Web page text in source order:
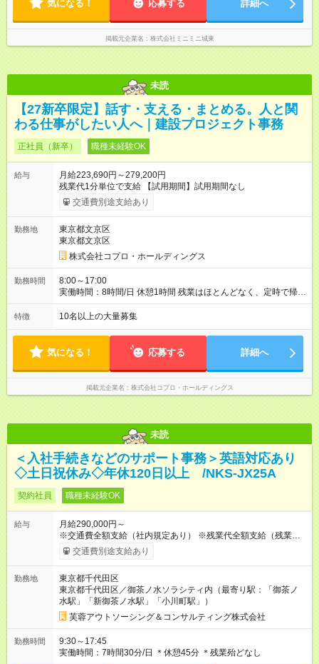
気になる！ 応募する 詳細へ
掲載元企業名 株式会社ミニミニ城東
未読
【27新卒限定】話す・支える・まとめる。人と関
わる仕事がしたい人へ｜建設プロジェクト事務
正社員（新卒） 職種未経験OK
給与
月給223,690円～279,200円
残業代1分単位で支給 【試用期間】試用期間なし
交通費別途支給あり
勤務地
東京都文京区
東京都文京区
株式会社コプロ・ホールディングス
勤務時間
8:00～17:00
実働時間：8時間/日 休憩1時間 残業はほとんどなく、定時で帰れ
る日が多い働き方です。 毎日の業務は進捗管理や事務が中心な
ので、 「今日やるべき仕事」が終われば、自然と区切りをつけ
方を大切にしています。
特徴 10名以上の大量募集
気になる！ 応募する 詳細へ
掲載元企業名 株式会社コプロ・ホールディングス
未読
＜入社手続きなどのサポート事務＞英語対応あり
◇土日祝休み◇年休120日以上 /NKS-JX25A
契約社員 職種未経験OK
給与
月給290,000円～
※交通費全額支給（社内規定あり） ※残業代全額支給（残業代は
全額支給いたします。みなし残業代は含みません） 【試用期
間】試用期間なし
交通費別途支給あり
勤務地
東京都千代田区
東京都千代田区／御茶ノ水ソラシティ内（最寄り駅：「御茶ノ
水駅」「新御茶ノ水駅」「小川町駅」）
芙蓉アウトソーシング＆コンサルティング株式会社
勤務時間
9:30～17:45
実働時間：7時間30分/日 ＊休憩45分 ＊残業殆どなし